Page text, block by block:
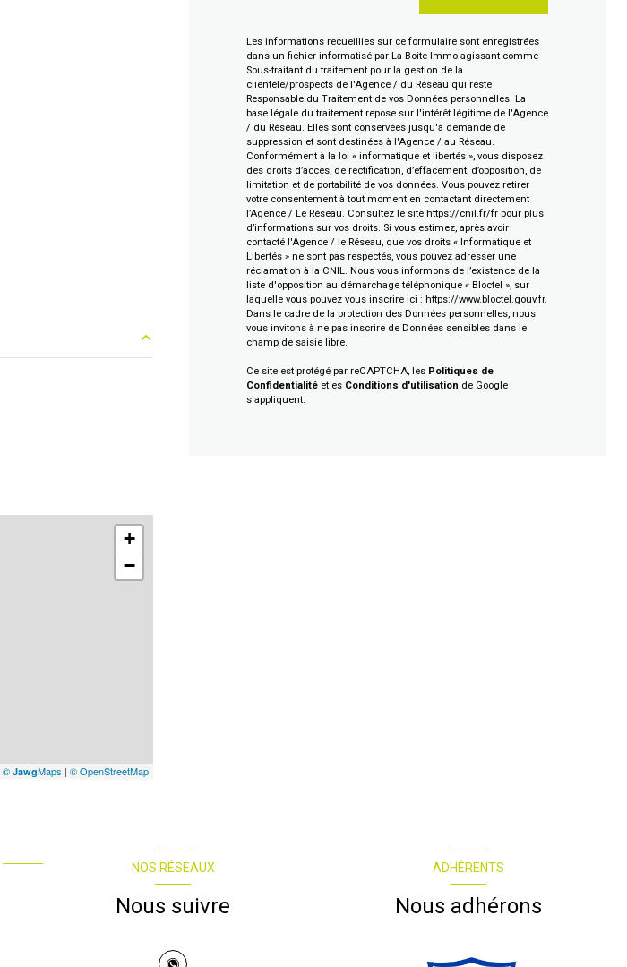
+
−
© JawgMaps | © OpenStreetMap
Les informations recueillies sur ce formulaire sont enregistrées
dans un fichier informatisé par La Boite Immo agissant comme
Sous-traitant du traitement pour la gestion de la
clientèle/prospects de l'Agence / du Réseau qui reste
Responsable du Traitement de vos Données personnelles. La
base légale du traitement repose sur l'intérêt légitime de l'Agence
/ du Réseau. Elles sont conservées jusqu'à demande de
suppression et sont destinées à l'Agence / au Réseau.
Conformément à la loi « informatique et libertés », vous disposez
des droits d’accès, de rectification, d’effacement, d’opposition, de
limitation et de portabilité de vos données. Vous pouvez retirer
votre consentement à tout moment en contactant directement
l’Agence / Le Réseau. Consultez le site https://cnil.fr/frpour plus
d’informations sur vos droits. Si vous estimez, après avoir
contacté l'Agence / le Réseau, que vos droits « Informatique et
Libertés » ne sont pas respectés, vous pouvez adresser une
réclamation à la CNIL. Nous vous informons de l’existence de la
liste d'opposition au démarchage téléphonique « Bloctel », sur
laquelle vous pouvez vous inscrire ici : https://www.bloctel.gouv.fr.
Dans le cadre de la protection des Données personnelles, nous
vous invitons à ne pas inscrire de Données sensibles dans le
champ de saisie libre.
Ce site est protégé par reCAPTCHA, les Politiques de
Confidentialitéet es Conditions d'utilisation de Google
s'appliquent.
NOS RÉSEAUX
Nous suivre
ADHÉRENTS
Nous adhérons